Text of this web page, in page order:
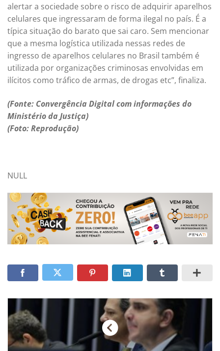
alertar a sociedade sobre o risco de adquirir aparelhos
celulares que ingressaram de forma ilegal no país. É a
típica situação do barato que sai caro. Sem mencionar
que a mesma logística utilizada nessas redes de
ingresso de aparelhos celulares no Brasil também é
utilizada por organizações criminosas envolvidas em
ilícitos como tráfico de armas, de drogas etc”, finaliza.
(Fonte: Convergência Digital com informações do
Ministério da Justiça)
(Foto: Reprodução)
NULL